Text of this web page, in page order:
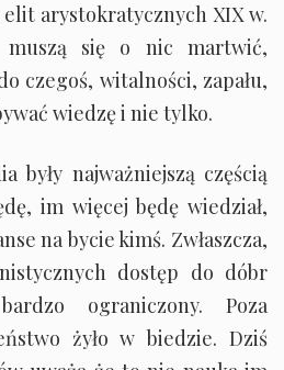
arystokratycznych XIX w.
muszą się o nic martwić,
czegoś, witalności, zapału,
wiedzę i nie tylko.
były najważniejszą częścią
im więcej będę wiedział,
na bycie kimś. Zwłaszcza,
dostęp do dóbr
ograniczony. Poza
żyło w biedzie. Dziś